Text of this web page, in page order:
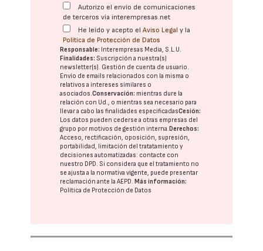
Autorizo el envío de comunicaciones
de terceros vía interempresas.net
He leído y acepto elAviso Legal y la
Política de Protección de Datos
Responsable: Interempresas Media, S.L.U.
Finalidades: Suscripción a nuestra(s)
newsletter(s). Gestión de cuenta de usuario.
Envío de emails relacionados con la misma o
relativos a intereses similares o
asociados.Conservación: mientras dure la
relación con Ud., o mientras sea necesario para
llevar a cabo las finalidades especificadasCesión:
Los datos pueden cederse a otras empresas del
grupo por motivos de gestión interna. Derechos:
Acceso, rectificación, oposición, supresión,
portabilidad, limitación del tratatamiento y
decisiones automatizadas: contacte con
nuestro DPD. Si considera que el tratamiento no
se ajusta a la normativa vigente, puede presentar
reclamación ante laAEPD. Más información:
Política de Protección de Datos